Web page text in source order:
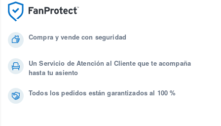
Compra y vende con seguridad
Un Servicio de Atención al Cliente que te acompaña
hasta tu asiento
Todos los pedidos están garantizados al 100 %